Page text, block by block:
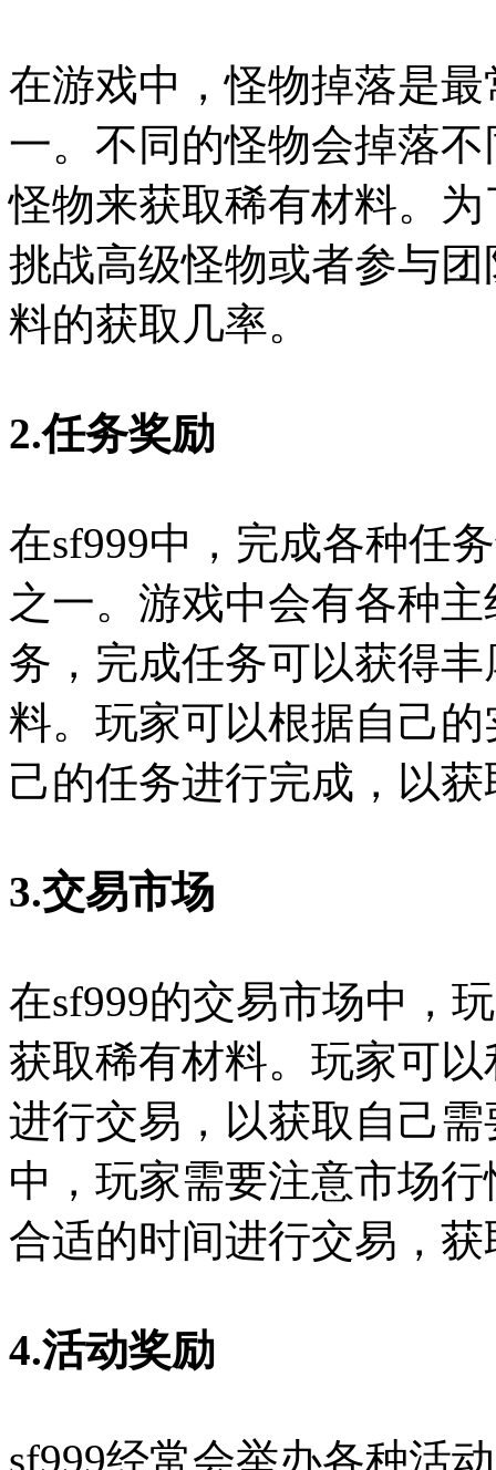
在游戏中，怪物掉落是
一。不同的怪物会掉落
怪物来获取稀有材料。
挑战高级怪物或者参与
料的获取几率。
2.任务奖励
在sf999中，完成各种任
之一。游戏中会有各种
务，完成任务可以获得
料。玩家可以根据自己
己的任务进行完成，以
3.交易市场
在sf999的交易市场中，
获取稀有材料。玩家可
进行交易，以获取自己
中，玩家需要注意市场
合适的时间进行交易，
4.活动奖励
sf999经常会举办各种活